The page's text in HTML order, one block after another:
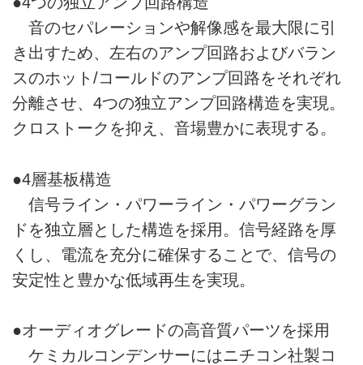
音のセパレーションや解像感を最大限に引
き出すため、左右のアンプ回路およびバラン
スのホット/コールドのアンプ回路をそれぞれ
分離させ、4つの独立アンプ回路構造を実現。
クロストークを抑え、音場豊かに表現する。
●4層基板構造
信号ライン・パワーライン・パワーグラン
ドを独立層とした構造を採用。信号経路を厚
くし、電流を充分に確保することで、信号の
安定性と豊かな低域再生を実現。
●オーディオグレードの高音質パーツを採用
ケミカルコンデンサーにはニチコン社製コ